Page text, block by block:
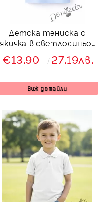
Детска тениска с
якичка в светлосиньо,
подходяща за момче
или момиче и за
€13.90 27.19лв.
Виж детайли